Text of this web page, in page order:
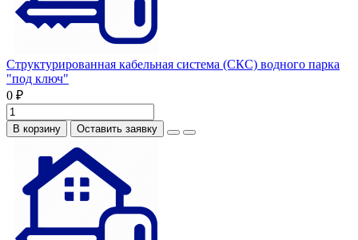
Структурированная кабельная система (СКС) водного парка
"под ключ"
0 ₽
В корзину Оставить заявку